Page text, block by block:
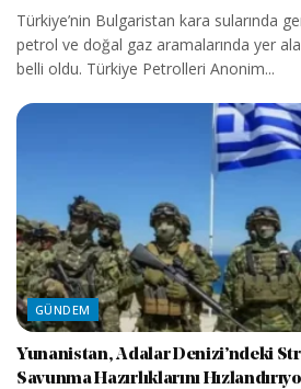
Türkiye’nin Bulgaristan kara sularında
petrol ve doğal gaz aramalarında yer
belli oldu. Türkiye Petrolleri Anonim...
GÜNDEM
Yunanistan, Adalar Denizi’ndeki
Savunma Hazırlıklarını